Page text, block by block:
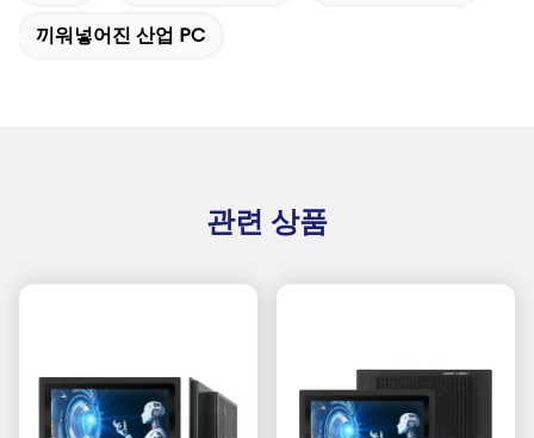
끼워넣어진 산업 PC
관련 상품